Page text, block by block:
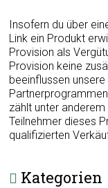
Insofern du über
Link ein Produkt
Provision als
Provision keine
beeinflussen
zählt unter
Teilnehmer dieses
qualifizierten
Kategorien